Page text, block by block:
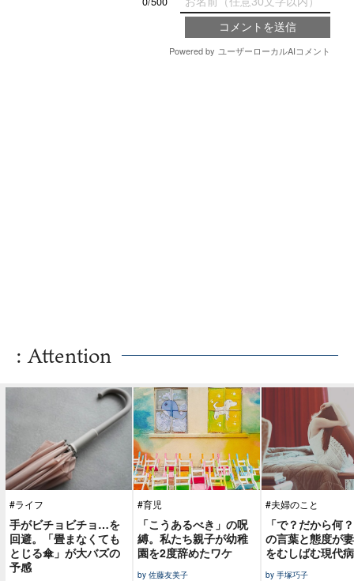
: Attention
#ライフ
手がビチョビチョ…を
回避。「畳まなくても
とじる傘」が大バズの
予感
#育児
「こうあるべき」の呪
縛。私たち親子が幼稚
園を2度辞めたワケ
by 佐藤友美子
#夫婦のこと
「で？だから何
の言葉と態度が
をむしばむ現代病
by 手塚巧子